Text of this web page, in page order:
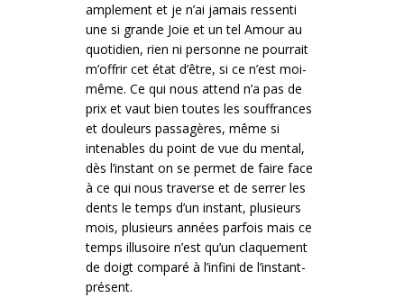
amplement et je n’ai jamais ressenti
une si grande Joie et un tel Amour au
quotidien, rien ni personne ne pourrait
m’offrir cet état d’être, si ce n’est moi-
même. Ce qui nous attend n’a pas de
prix et vaut bien toutes les souffrances
et douleurs passagères, même si
intenables du point de vue du mental,
dès l’instant on se permet de faire face
à ce qui nous traverse et de serrer les
dents le temps d’un instant, plusieurs
mois, plusieurs années parfois mais ce
temps illusoire n’est qu’un claquement
de doigt comparé à l’infini de l’instant-
présent.